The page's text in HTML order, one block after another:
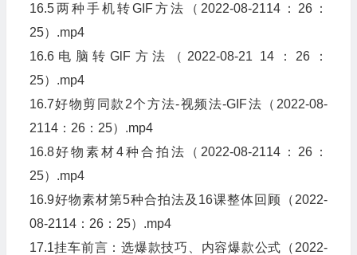
16.5两种手机转GIF方法（2022-08-2114：26：
25）.mp4
16.6电脑转GlF方法（2022-08-21 14：26：
25）.mp4
16.7好物剪同款2个方法-视频法-GIF法（2022-08-
2114：26：25）.mp4
16.8好物素材4种合拍法（2022-08-2114：26：
25）.mp4
16.9好物素材第5种合拍法及16课整体回顾（2022-
08-2114：26：25）.mp4
17.1挂车前言：选爆款技巧、内容爆款公式（2022-